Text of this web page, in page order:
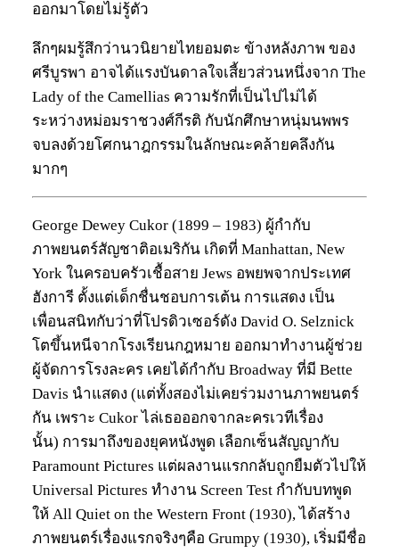
ออกมาโดยไม่รู้ตัว
ลึกๆผมรู้สึกว่านวนิยายไทยอมตะ ข้างหลังภาพ ของ
ศรีบูรพา อาจได้แรงบันดาลใจเสี้ยวส่วนหนึ่งจาก The
Lady of the Camellias ความรักที่เป็นไปไม่ได้
ระหว่างหม่อมราชวงศ์กีรติ กับนักศึกษาหนุ่มนพพร
จบลงด้วยโศกนาฎกรรมในลักษณะคล้ายคลึงกัน
มากๆ
George Dewey Cukor (1899 – 1983) ผู้กำกับ
ภาพยนตร์สัญชาติอเมริกัน เกิดที่ Manhattan, New
York ในครอบครัวเชื้อสาย Jews อพยพจากประเทศ
ฮังการี ตั้งแต่เด็กชื่นชอบการเต้น การแสดง เป็น
เพื่อนสนิทกับว่าที่โปรดิวเซอร์ดัง David O. Selznick
โตขึ้นหนีจากโรงเรียนกฎหมาย ออกมาทำงานผู้ช่วย
ผู้จัดการโรงละคร เคยได้กำกับ Broadway ที่มี Bette
Davis นำแสดง (แต่ทั้งสองไม่เคยร่วมงานภาพยนตร์
กัน เพราะ Cukor ไล่เธอออกจากละครเวทีเรื่อง
นั้น) การมาถึงของยุคหนังพูด เลือกเซ็นสัญญากับ
Paramount Pictures แต่ผลงานแรกกลับถูกยืมตัวไปให้
Universal Pictures ทำงาน Screen Test กำกับบทพูด
ให้ All Quiet on the Western Front (1930), ได้สร้าง
ภาพยนตร์เรื่องแรกจริงๆคือ Grumpy (1930), เริ่มมีชื่อ